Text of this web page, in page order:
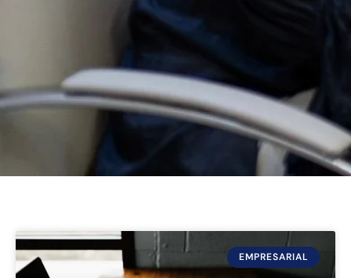
EMPRESARIAL